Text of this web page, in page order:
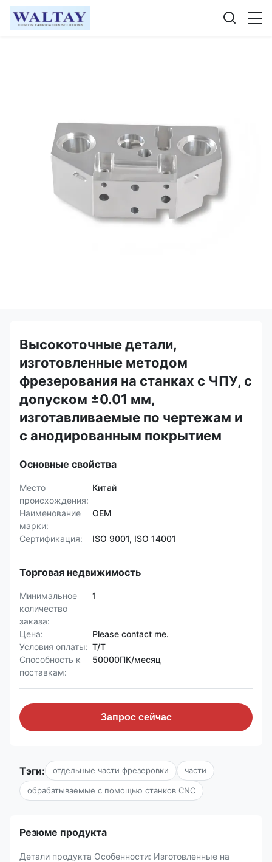
Высокоточные детали,
изготовленные методом
фрезерования на станках с ЧПУ, с
допуском ±0.01 мм,
изготавливаемые по чертежам и
с анодированным покрытием
Основные свойства
Место
происхождения:
Китай
Наименование
марки:
OEM
Сертификация: ISO 9001, ISO 14001
Торговая недвижимость
Минимальное
количество
заказа:
1
Цена:
Please contact me.
Условия оплаты: Т/Т
Способность к
поставкам:
50000ПК/месяц
Запрос сейчас
Тэги: отдельные части фрезеровки части
обрабатываемые с помощью станков CNC
Резюме продукта
Детали продукта Особенности: Изготовленные на